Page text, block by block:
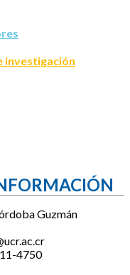
investigación
Guzmán
4750